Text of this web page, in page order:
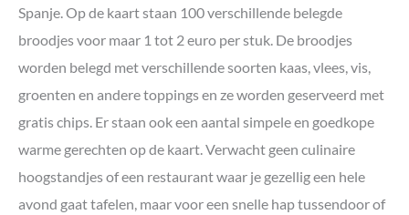
Spanje. Op de kaart staan 100 verschillende belegde
broodjes voor maar 1 tot 2 euro per stuk. De broodjes
worden belegd met verschillende soorten kaas, vlees, vis,
groenten en andere toppings en ze worden geserveerd met
gratis chips. Er staan ook een aantal simpele en goedkope
warme gerechten op de kaart. Verwacht geen culinaire
hoogstandjes of een restaurant waar je gezellig een hele
avond gaat tafelen, maar voor een snelle hap tussendoor of